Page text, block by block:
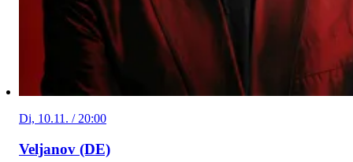
Di, 10.11. / 20:00
Veljanov (DE)